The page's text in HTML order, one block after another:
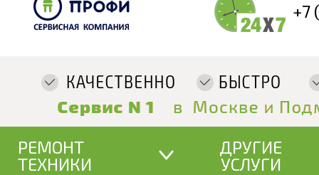
+7
РЕМОНТ
ТЕХНИКИ
ДРУГИЕ
УСЛУГИ